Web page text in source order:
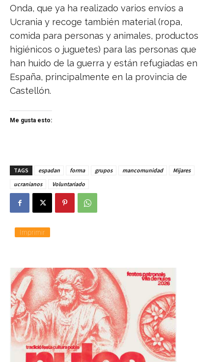
Onda, que ya ha realizado varios envíos a
Ucrania y recoge también material (ropa,
comida para personas y animales, productos
higiénicos o juguetes) para las personas que
han huido de la guerra y están refugiadas en
España, principalmente en la provincia de
Castellón.
Me gusta esto:
TAGS espadan forma grupos mancomunidad
Mijares
ucranianos
Voluntariado
Imprimir